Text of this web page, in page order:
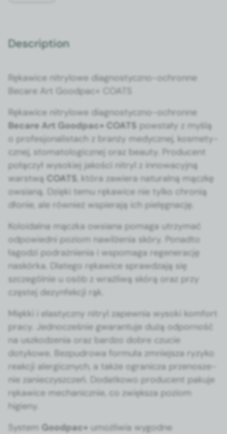
Description
Rękaw­ice nit­ry­lowe diag­nos­ty­czno-ochronne
Becare Art Good­pac+ COATS
Rękaw­ice nit­ry­lowe diag­nos­ty­czno-ochronne
Becare Art Good­pac+ COATS pow­stały z myślą
o pro­fesjon­al­is­tach z branży medy­cznej, kos­me­ty­
cznej, stom­a­to­log­icznej oraz beau­ty. Pro­du­cent
połączył wysok­iej jakoś­ci nit­ryl z innowa­cyjną
warst­wą COATS , która zaw­iera nat­u­ral­ną mączkę
owsianą. Dzię­ki temu rękaw­ice nie tylko chronią
dłonie, ale również wspier­a­ją ich pielę­gnację.
Koloidal­na mącz­ka owsiana poma­ga utrzy­mać
odpowied­ni poziom naw­ilże­nia skóry. Pon­ad­to
łagodzi podrażnienia i wspo­ma­ga regen­er­ację
naskór­ka. Dlat­ego rękaw­ice sprawdza­ją się
szczegól­nie u osób z wrażli­wą skórą oraz przy
częstej dezyn­fekcji rąk.
Mięk­ki i elasty­czny nit­ryl zapew­nia wyso­ki kom­fort
pra­cy. Jed­nocześnie gwaran­tu­je dużą odporność
na uszkodzenia oraz bard­zo dobre czu­cie
dotykowe. Bezpudrowa for­muła zmniejsza ryzyko
reakcji aler­gicznych, a także ogranicza przenosze­
nie zanieczyszczeń. Dodatkowo pro­du­cent paku­je
rękaw­ice mechan­icznie, co zwięk­sza poziom
higieny.
Sys­tem Good­pac+ umożli­wia wygodne